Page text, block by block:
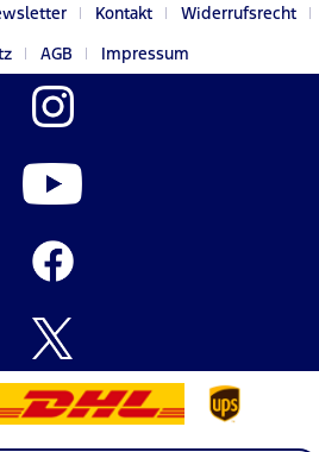
Kontakt
Widerrufsrecht
AGB Impressum